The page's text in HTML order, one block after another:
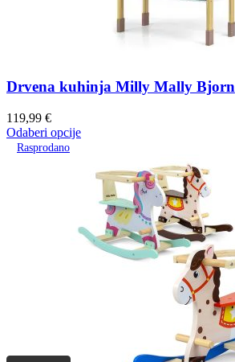
Drvena kuhinja Milly Mally Bjorn
119,99 €
Odaberi opcije
Rasprodano